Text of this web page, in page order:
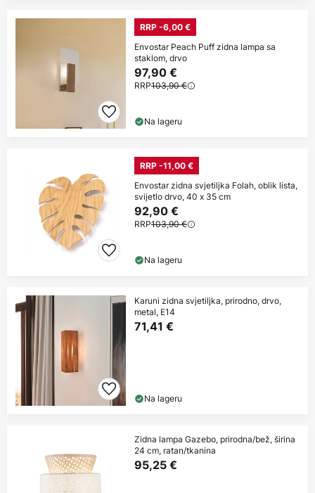
RRP -6,00 €
Envostar Peach Puff zidna lampa sa
staklom, drvo
97,90 €
RRP103,90 €
Na lageru
RRP -11,00 €
Envostar zidna svjetiljka Folah, oblik lista,
svijetlo drvo, 40 x 35 cm
92,90 €
RRP103,90 €
Na lageru
Karuni zidna svjetiljka, prirodno, drvo,
metal, E14
71,41 €
Na lageru
Zidna lampa Gazebo, prirodna/bež, širina
24 cm, ratan/tkanina
95,25 €